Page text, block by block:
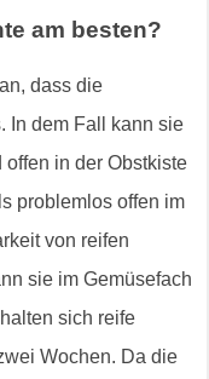
am besten?
dass die
In dem Fall kann sie
in der Obstkiste
problemlos offen im
von reifen
sie im Gemüsefach
sich reife
Wochen. Da die